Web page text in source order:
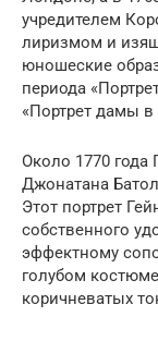
учредителем
лиризмом и
юношеские
периода
«Портрет дамы в
Около 1770 года
Джонатана
Этот портрет
собственного
эффектному
голубом
коричневатых